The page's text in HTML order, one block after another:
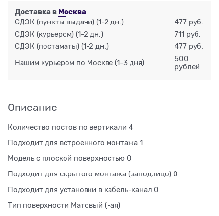
Доставка в Москва
СДЭК (пункты выдачи) (1-2 дн.)
477 руб.
СДЭК (курьером) (1-2 дн.)
711 руб.
СДЭК (постаматы) (1-2 дн.) 477 руб.
Нашим курьером по Москве (1-3 дня)
500
рублей
Описание
Количество постов по вертикали 4
Подходит для встроенного монтажа 1
Модель с плоской поверхностью 0
Подходит для скрытого монтажа (заподлицо) 0
Подходит для установки в кабель-канал 0
Тип поверхности Матовый (-ая)